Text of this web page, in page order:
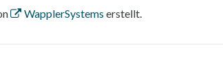
WapplerSystems erstellt.